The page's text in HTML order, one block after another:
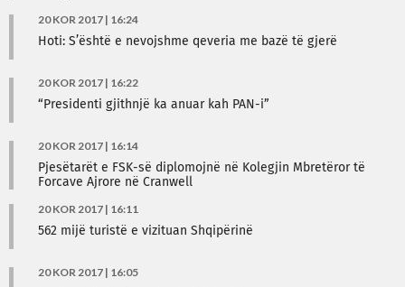
20 KOR 2017 | 16:24
Hoti: S’është e nevojshme qeveria me bazë të gjerë
20 KOR 2017 | 16:22
“Presidenti gjithnjë ka anuar kah PAN-i”
20 KOR 2017 | 16:14
Pjesëtarët e FSK-së diplomojnë në Kolegjin Mbretëror të
Forcave Ajrore në Cranwell
20 KOR 2017 | 16:11
562 mijë turistë e vizituan Shqipërinë
20 KOR 2017 | 16:05